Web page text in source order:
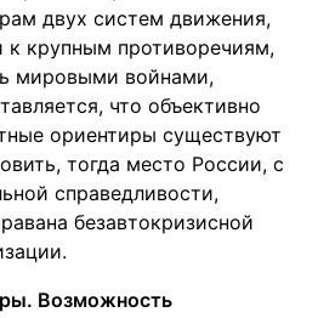
двух систем движения,
к крупным противоречиям,
мировыми войнами,
что объективно
ориентиры существуют
тогда место России, с
справедливости,
безавтокризисной
Возможность